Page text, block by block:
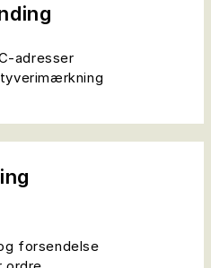
adresser
forsendelse